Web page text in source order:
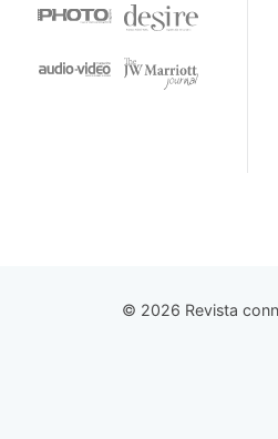
© 2026 Revista